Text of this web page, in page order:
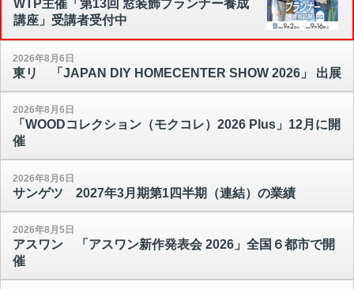
WTP主催「第13回 窓装飾プランナー養成
講座」受講者受付中
2026年8月6日
東リ 「JAPAN DIY HOMECENTER SHOW 2026」 出展
2026年8月6日
「WOODコレクション（モクコレ）2026 Plus」12月に開
催
2026年8月6日
サンゲツ 2027年3月期第1四半期（連結）の業績
2026年8月5日
アスワン 「アスワン新作発表会 2026」全国６都市で開
催